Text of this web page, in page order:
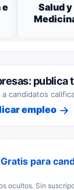
e
Salud y
publica
a candidatos
empleo
para
ocultos. Sin